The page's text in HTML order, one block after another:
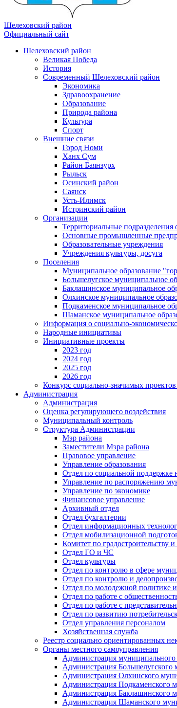
Шелеховский район
Официальный сайт
Шелеховский район
Великая Победа
История
Современный Шелеховский район
Экономика
Здравоохранение
Образование
Природа района
Культура
Спорт
Внешние связи
Город Номи
Ханх Сум
Район Баянзурх
Рыльск
Осинский район
Саянск
Усть-Илимск
Истринский район
Организации
Территориальные
Основные промышленные
Образовательные учреждения
Учреждения культуры, досуга
Поселения
Муниципальное образование
Большелугское муниципальное
Баклашинское муниципальное
Олхинское муниципальное
Подкаменское муниципальное
Шаманское муниципальное
Информация о социально-
Народные инициативы
Инициативные проекты
2023 год
2024 год
2025 год
2026 год
Конкурс социально-значимых
Администрация
Администрация
Оценка регулирующего воздействия
Муниципальный контроль
Структура Администрации
Мэр района
Заместители Мэра района
Правовое управление
Управление образования
Отдел по социальной поддержке
Управление по распоряжению
Управление по экономике
Финансовое управление
Архивный отдел
Отдел бухгалтерии
Отдел информационных
Отдел мобилизационной
Комитет по градостроительству
Отдел ГО и ЧС
Отдел культуры
Отдел по контролю в сфере
Отдел по контролю и
Отдел по молодежной политике
Отдел по работе с
Отдел по работе с
Отдел по развитию
Отдел управления персоналом
Хозяйственная служба
Реестр социально ориентированных
Органы местного самоуправления
Администрация муниципального
Администрация Большелугского
Администрация Олхинского
Администрация Подкаменского
Администрация Баклашинского
Администрация Шаманского